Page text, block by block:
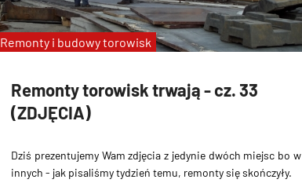
Remonty torowisk trwają - cz. 33
(ZDJĘCIA)
Dziś prezentujemy Wam zdjęcia z jedynie dwóch miejsc bo w
innych - jak pisaliśmy tydzień temu, remonty się skończyły.
Remonty i budowy torowisk